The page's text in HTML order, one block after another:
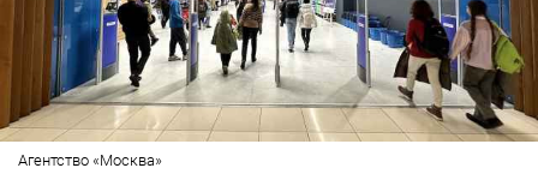
Агентство «Москва»